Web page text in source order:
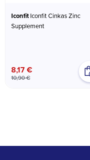
IconfitIconfit Cinkas Zinc
Supplement
8,17 €
10,90 €